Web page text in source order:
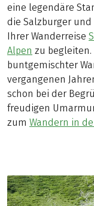
eine legendäre
die Salzburger
Ihrer Wanderreise
Alpen zu begleiten.
buntgemischter
vergangenen
schon bei der
freudigen
zum Wandern in